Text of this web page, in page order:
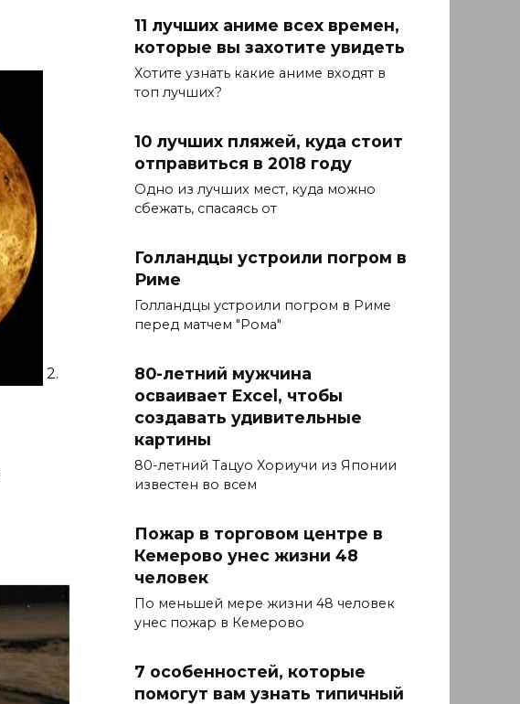
2.
11 лучших аниме всех времен,
которые вы захотите увидеть
Хотите узнать какие аниме входят в
топ лучших?
10 лучших пляжей, куда стоит
отправиться в 2018 году
Одно из лучших мест, куда можно
сбежать, спасаясь от
Голландцы уcтроили погром в
Риме
Голландцы уcтроили погром в Риме
перед матчем "Рома"
80-летний мужчина
осваивает Excel, чтобы
создавать удивительные
картины
80-летний Тацуо Хориучи из Японии
известен во всем
Пожар в торговом центре в
Кемерово унес жизни 48
человек
По меньшей мере жизни 48 человек
унес пожар в Кемерово
7 особенностей, которые
помогут вам узнать типичный